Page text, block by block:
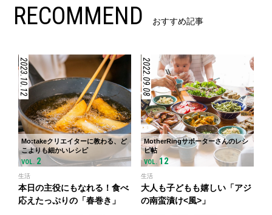
RECOMMEND おすすめ記事
2023.10.12
Mo:takeクリエイターに教わる、ど
こよりも細かいレシピ
VOL. 2
生活
本日の主役にもなれる！食べ
応えたっぷりの「春巻き」
2022.09.08
MotherRingサポーターさんのレシ
ピ帖
VOL. 12
生活
大人も子どもも嬉しい「アジ
の南蛮漬け<風>」